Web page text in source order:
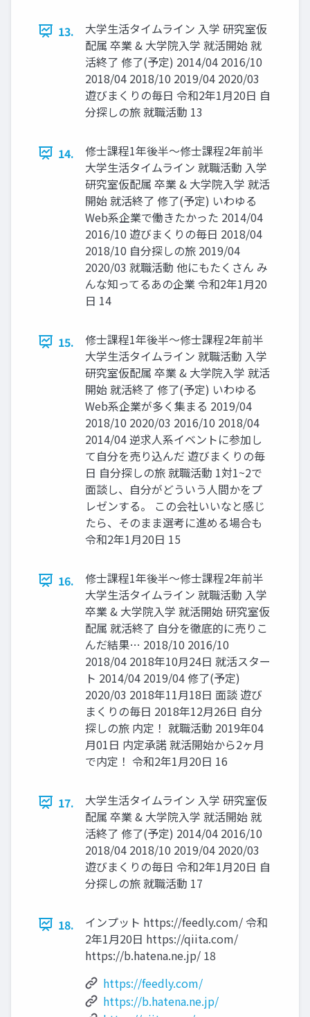
13.
⼤学⽣活タイムライン ⼊学 研究室仮
配属 卒業 & ⼤学院⼊学 就活開始 就
活終了 修了(予定) 2014/04 2016/10
2018/04 2018/10 2019/04 2020/03
遊びまくりの毎⽇ 令和2年1⽉20⽇ ⾃
分探しの旅 就職活動 13
14.
修⼠課程1年後半〜修⼠課程2年前半
⼤学⽣活タイムライン 就職活動 ⼊学
研究室仮配属 卒業 & ⼤学院⼊学 就活
開始 就活終了 修了(予定) いわゆる
Web系企業で働きたかった 2014/04
2016/10 遊びまくりの毎⽇ 2018/04
2018/10 ⾃分探しの旅 2019/04
2020/03 就職活動 他にもたくさん み
んな知ってるあの企業 令和2年1⽉20
⽇ 14
15.
修⼠課程1年後半〜修⼠課程2年前半
⼤学⽣活タイムライン 就職活動 ⼊学
研究室仮配属 卒業 & ⼤学院⼊学 就活
開始 就活終了 修了(予定) いわゆる
Web系企業が多く集まる 2019/04
2018/10 2020/03 2016/10 2018/04
2014/04 逆求⼈系イベントに参加し
て⾃分を売り込んだ 遊びまくりの毎
⽇ ⾃分探しの旅 就職活動 1対1~2で
⾯談し、⾃分がどういう⼈間かをプ
レゼンする。 この会社いいなと感じ
たら、そのまま選考に進める場合も
令和2年1⽉20⽇ 15
16.
修⼠課程1年後半〜修⼠課程2年前半
⼤学⽣活タイムライン 就職活動 ⼊学
卒業 & ⼤学院⼊学 就活開始 研究室仮
配属 就活終了 ⾃分を徹底的に売りこ
んだ結果… 2018/10 2016/10
2018/04 2018年10⽉24⽇ 就活スター
ト 2014/04 2019/04 修了(予定)
2020/03 2018年11⽉18⽇ ⾯談 遊び
まくりの毎⽇ 2018年12⽉26⽇ ⾃分
探しの旅 内定！ 就職活動 2019年04
⽉01⽇ 内定承諾 就活開始から2ヶ⽉
で内定！ 令和2年1⽉20⽇ 16
17.
⼤学⽣活タイムライン ⼊学 研究室仮
配属 卒業 & ⼤学院⼊学 就活開始 就
活終了 修了(予定) 2014/04 2016/10
2018/04 2018/10 2019/04 2020/03
遊びまくりの毎⽇ 令和2年1⽉20⽇ ⾃
分探しの旅 就職活動 17
18.
インプット https://feedly.com/ 令和
2年1⽉20⽇ https://qiita.com/
https://b.hatena.ne.jp/ 18
https://feedly.com/
https://b.hatena.ne.jp/